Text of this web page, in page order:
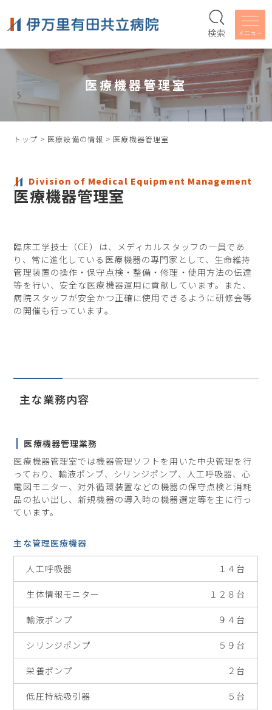
検索
医療機器管理室
トップ > 医療設備の情報 > 医療機器管理室
Division of Medical Equipment Management
医療機器管理室
臨床工学技士（CE）は、メディカルスタッフの一員であ
り、常に進化している医療機器の専門家として、生命維持
管理装置の操作・保守点検・整備・修理・使用方法の伝達
等を行い、安全な医療機器運用に貢献しています。また、
病院スタッフが安全かつ正確に使用できるように研修会等
の開催も行っています。
主な業務内容
医療機器管理業務
医療機器管理室では機器管理ソフトを用いた中央管理を行
っており、輸液ポンプ、シリンジポンプ、人工呼吸器、心
電図モニター、対外循環装置などの機器の保守点検と消耗
品の払い出し、新規機器の導入時の機器選定等を主に行っ
ています。
主な管理医療機器
人工呼吸器 １４台
生体情報モニター １２８台
輸液ポンプ ９４台
シリンジポンプ ５９台
栄養ポンプ ２台
低圧持続吸引器 ５台